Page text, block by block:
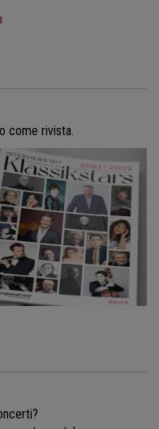
come rivista.